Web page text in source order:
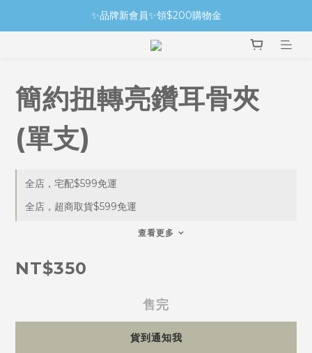
✨品牌新會員✨領$200購物金
簡約扭轉亮鑽耳骨夾
(單支)
全店，宅配$599免運
全店，超商取貨$599免運
查看更多
NT$350
售完
貨到通知我